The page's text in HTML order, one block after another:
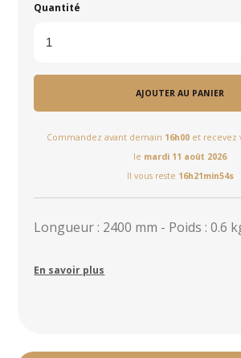
Quantité
AJOUTER AU PANIER
Commandez avant demain 16h00 et recevez
le mardi 11 août 2026
Il vous reste 16h21min53s
Longueur : 2400 mm - Poids : 0.6
En savoir plus